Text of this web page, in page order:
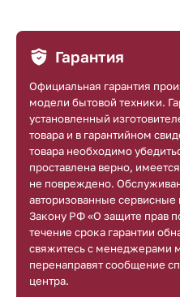
Гарантия
Официальная гарантия
модели бытовой техники.
установленный
товара и в гарантийном
товара необходимо
проставлена верно,
не повреждено.
авторизованные сервисные
Закону РФ «О защите прав
течение срока гарантии
свяжитесь с менеджерами
перенаправят сообщение
центра.